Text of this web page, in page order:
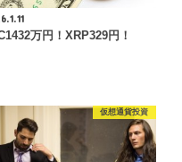
万円！XRP329円！
仮想通貨投資